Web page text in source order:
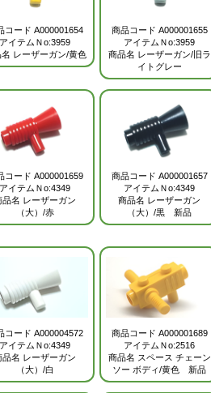
コード A000001654
アイテムＮo:3959
レーザーガン/黄色
商品コード A000001655
アイテムＮo:3959
商品名 レーザーガン/旧ラ
イトグレー
コード A000001659
アイテムＮo:4349
品名 レーザーガン
（大）/赤
商品コード A000001657
アイテムＮo:4349
商品名 レーザーガン
（大）/黒 新品
コード A000004572
アイテムＮo:4349
品名 レーザーガン
（大）/白
商品コード A000001689
アイテムＮo:2516
商品名 スペース チェーン
ソー ボディ/黄色 新品